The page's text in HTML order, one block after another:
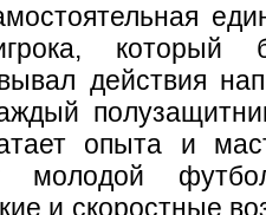
который
действия
опыта и
молодой
и скоростные